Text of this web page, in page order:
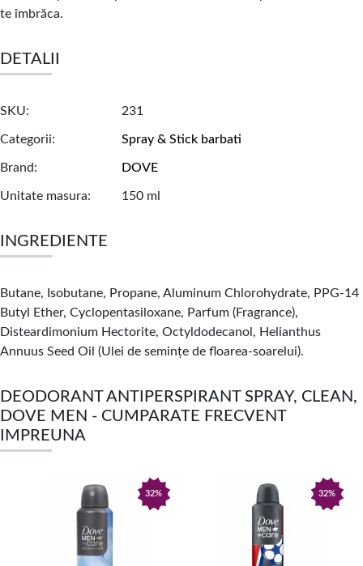
te îmbrăca.
DETALII
SKU 231
Categorii Spray & Stick barbati
Brand DOVE
Unitate masura 150 ml
INGREDIENTE
Butane, Isobutane, Propane, Aluminum Chlorohydrate, PPG-14
Butyl Ether, Cyclopentasiloxane, Parfum (Fragrance),
Disteardimonium Hectorite, Octyldodecanol, Helianthus
Annuus Seed Oil (Ulei de semințe de floarea-soarelui).
DEODORANT ANTIPERSPIRANT SPRAY, CLEAN,
DOVE MEN - CUMPARATE FRECVENT
IMPREUNA
32% 32%